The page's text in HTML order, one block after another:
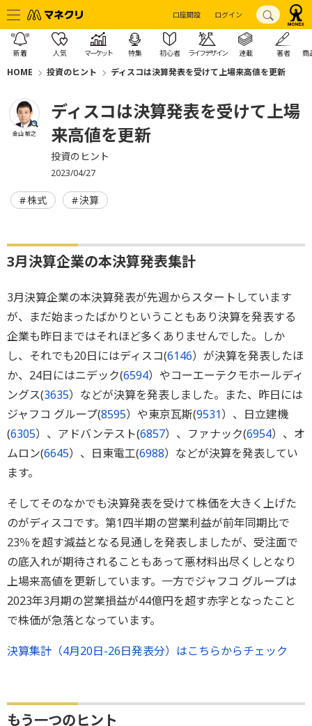
口座開設 ログイン
新着 人気 マーケット 特集 初心者 ライフデザイン 連載 著者 商
HOME 投資のヒント ディスコは決算発表を受けて上場来高値を更新
金山 敏之
ディスコは決算発表を受けて上場
来高値を更新
投資のヒント
2023/04/27
株式 決算
3月決算企業の本決算発表集計
3月決算企業の本決算発表が先週からスタートしています
が、まだ始まったばかりということもあり決算を発表する
企業も昨日まではそれほど多くありませんでした。しか
し、それでも20日にはディスコ(6146）が決算を発表したほ
か、24日にはニデック(6594）やコーエーテクモホールディ
ングス(3635）などが決算を発表しました。また、昨日には
ジャフコ グループ(8595）や東京瓦斯(9531）、日立建機
(6305）、アドバンテスト(6857）、ファナック(6954）、オ
ムロン(6645）、日東電工(6988）などが決算を発表してい
ます。
そしてそのなかでも決算発表を受けて株価を大きく上げた
のがディスコです。第1四半期の営業利益が前年同期比で
23％を超す減益となる見通しを発表しましたが、受注面で
の底入れが期待されることもあって悪材料出尽くしとなり
上場来高値を更新しています。一方でジャフコ グループは
2023年3月期の営業損益が44億円を超す赤字となったこと
で株価が急落となっています。
決算集計（4月20日-26日発表分）はこちらからチェック
もう一つのヒント